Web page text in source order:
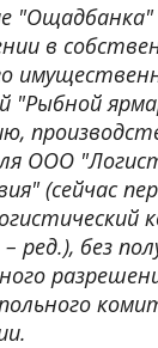
"Ощадбанка"
в
"Рыбной
ООО
(сейчас
ред.), без